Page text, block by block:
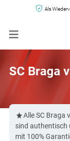
Als
SC Braga
Alle SC Braga
sind authentisch
mit 100%